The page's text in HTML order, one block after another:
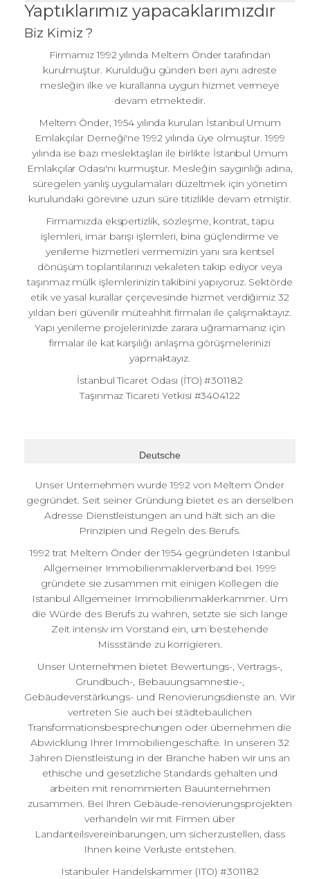
Yaptıklarımız yapacaklarımızdır
Biz Kimiz ?
Firmamız 1992 yılında Meltem Önder tarafından
kurulmuştur. Kurulduğu günden beri aynı adreste
mesleğin ilke ve kurallarına uygun hizmet vermeye
devam etmektedir.
Meltem Önder, 1954 yılında kurulan İstanbul Umum
Emlakçılar Derneği'ne 1992 yılında üye olmuştur. 1999
yılında ise bazı meslektaşları ile birlikte İstanbul Umum
Emlakçılar Odası'nı kurmuştur. Mesleğin saygınlığı adına,
süregelen yanlış uygulamaları düzeltmek için yönetim
kurulundaki görevine uzun süre titizlikle devam etmiştir.
Firmamızda ekspertizlik, sözleşme, kontrat, tapu
işlemleri, imar barışı işlemleri, bina güçlendirme ve
yenileme hizmetleri vermemizin yanı sıra kentsel
dönüşüm toplantılarınızı vekaleten takip ediyor veya
taşınmaz mülk işlemlerinizin takibini yapıyoruz. Sektörde
etik ve yasal kurallar çerçevesinde hizmet verdiğimiz 32
yıldan beri güvenilir müteahhit firmaları ile çalışmaktayız.
Yapı yenileme projelerinizde zarara uğramamanız için
firmalar ile kat karşılığı anlaşma görüşmelerinizi
yapmaktayız.
İstanbul Ticaret Odası (İTO) #301182
Taşınmaz Ticareti Yetkisi #3404122
Deutsche
Unser Unternehmen wurde 1992 von Meltem Önder
gegründet. Seit seiner Gründung bietet es an derselben
Adresse Dienstleistungen an und hält sich an die
Prinzipien und Regeln des Berufs.
1992 trat Meltem Önder der 1954 gegründeten Istanbul
Allgemeiner Immobilienmaklerverband bei. 1999
gründete sie zusammen mit einigen Kollegen die
Istanbul Allgemeiner Immobilienmaklerkammer. Um
die Würde des Berufs zu wahren, setzte sie sich lange
Zeit intensiv im Vorstand ein, um bestehende
Missstände zu korrigieren.
Unser Unternehmen bietet Bewertungs-, Vertrags-,
Grundbuch-, Bebauungsamnestie-,
Gebäudeverstärkungs- und Renovierungsdienste an. Wir
vertreten Sie auch bei städtebaulichen
Transformationsbesprechungen oder übernehmen die
Abwicklung Ihrer Immobiliengeschäfte. In unseren 32
Jahren Dienstleistung in der Branche haben wir uns an
ethische und gesetzliche Standards gehalten und
arbeiten mit renommierten Bauunternehmen
zusammen. Bei Ihren Gebäude-renovierungsprojekten
verhandeln wir mit Firmen über
Landanteilsvereinbarungen, um sicherzustellen, dass
Ihnen keine Verluste entstehen.
Istanbuler Handelskammer (ITO) #301182